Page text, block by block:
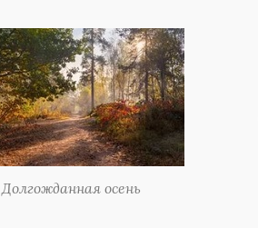
Долгожданная осень